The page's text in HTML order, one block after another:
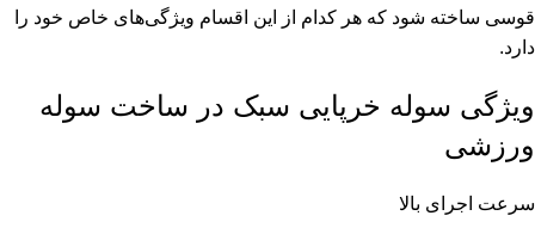
قوسی ساخته شود که هر کدام از این اقسام ویژگی‌های خاص خود را
دارد.
ویژگی سوله خرپایی سبک در ساخت سوله
ورزشی
سرعت اجرای بالا